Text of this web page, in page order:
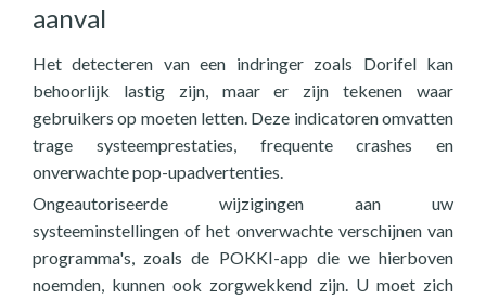
aanval
Het detecteren van een indringer zoals Dorifel kan
behoorlijk lastig zijn, maar er zijn tekenen waar
gebruikers op moeten letten. Deze indicatoren omvatten
trage systeemprestaties, frequente crashes en
onverwachte pop-upadvertenties.
Ongeautoriseerde wijzigingen aan uw
systeeminstellingen of het onverwachte verschijnen van
programma's, zoals de POKKI-app die we hierboven
noemden, kunnen ook zorgwekkend zijn. U moet zich